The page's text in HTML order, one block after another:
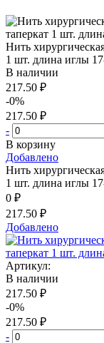
Нить
1 шт. длина иглы
В наличии
217.50 ₽
-0%
217.50 ₽
-
В корзину
Добавлено
Нить
1 шт. длина иглы
0 ₽
217.50 ₽
Добавлено
Артикул:
В наличии
217.50 ₽
-0%
217.50 ₽
-